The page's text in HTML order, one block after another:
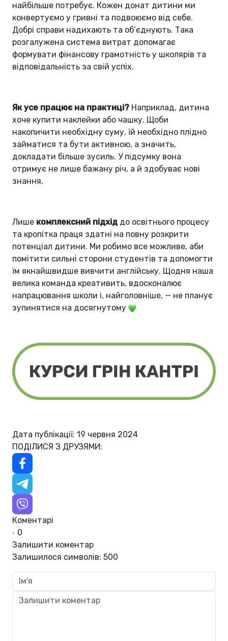
найбільше потребує. Кожен донат дитини ми
конвертуємо у гривні та подвоюємо від себе.
Добрі справи надихають та об’єднують. Така
розгалужена система витрат допомагає
формувати фінансову грамотність у школярів та
відповідальність за свій успіх.
Як усе працює на практиці? Наприклад, дитина
хоче купити наклейки або чашку. Щоби
накопичити необхідну суму, їй необхідно плідно
займатися та бути активною, а значить,
докладати більше зусиль. У підсумку вона
отримує не лише бажану річ, а й здобуває нові
знання.
Лише комплексний підхід до освітнього процесу
та кропітка праця здатні на повну розкрити
потенціал дитини. Ми робимо все можливе, аби
помітити сильні сторони студентів та допомогти
їм якнайшвидше вивчити англійську. Щодня наша
велика команда креативить, вдосконалює
напрацювання школи і, найголовніше, — не планує
зупинятися на досягнутому
Дата публікації: 19 червня 2024
ПОДІЛИСЯ З ДРУЗЯМИ:
Коментарі
0
Залишити коментар
Залишилося символів: 500